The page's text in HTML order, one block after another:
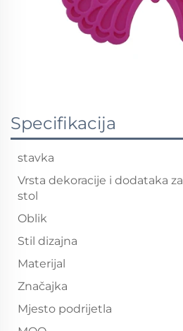
Specifikacija
stavka
Vrsta dekoracije i dodataka za
stol
Oblik
Stil dizajna
Materijal
Značajka
Mjesto podrijetla